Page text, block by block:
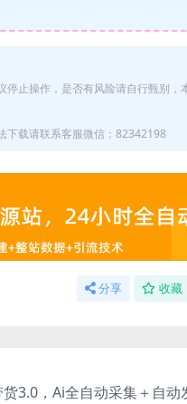
止操作，是否有风险请自行甄别，
下载请联系客服微信：82342198
分享 收藏
3.0，Ai全自动采集＋自动